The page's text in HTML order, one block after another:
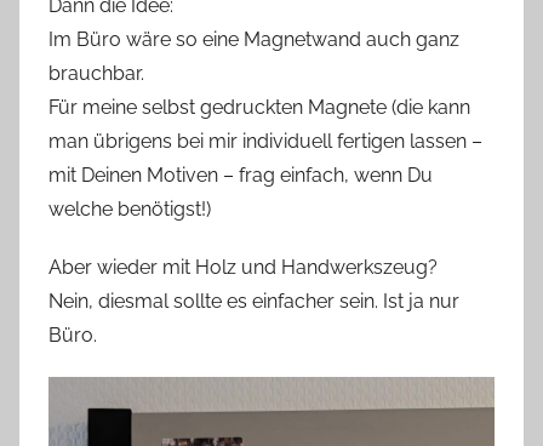
Dann die Idee:
Im Büro wäre so eine Magnetwand auch ganz
brauchbar.
Für meine selbst gedruckten Magnete (die kann
man übrigens bei mir individuell fertigen lassen –
mit Deinen Motiven – frag einfach, wenn Du
welche benötigst!)
Aber wieder mit Holz und Handwerkszeug?
Nein, diesmal sollte es einfacher sein. Ist ja nur
Büro.